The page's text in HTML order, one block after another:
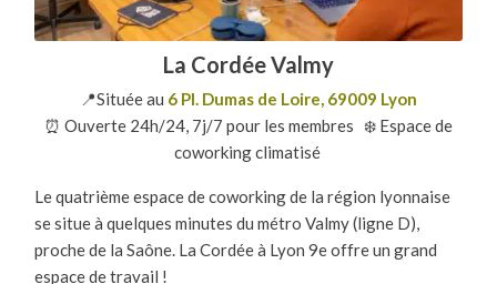
La Cordée Valmy
📍Située au 6 Pl. Dumas de Loire, 69009 Lyon
⏰ Ouverte 24h/24, 7j/7 pour les membres ❄️ Espace de
coworking climatisé
Le quatrième espace de coworking de la région lyonnaise
se situe à quelques minutes du métro Valmy (ligne D),
proche de la Saône. La Cordée à Lyon 9eoffre un grand
espace de travail !